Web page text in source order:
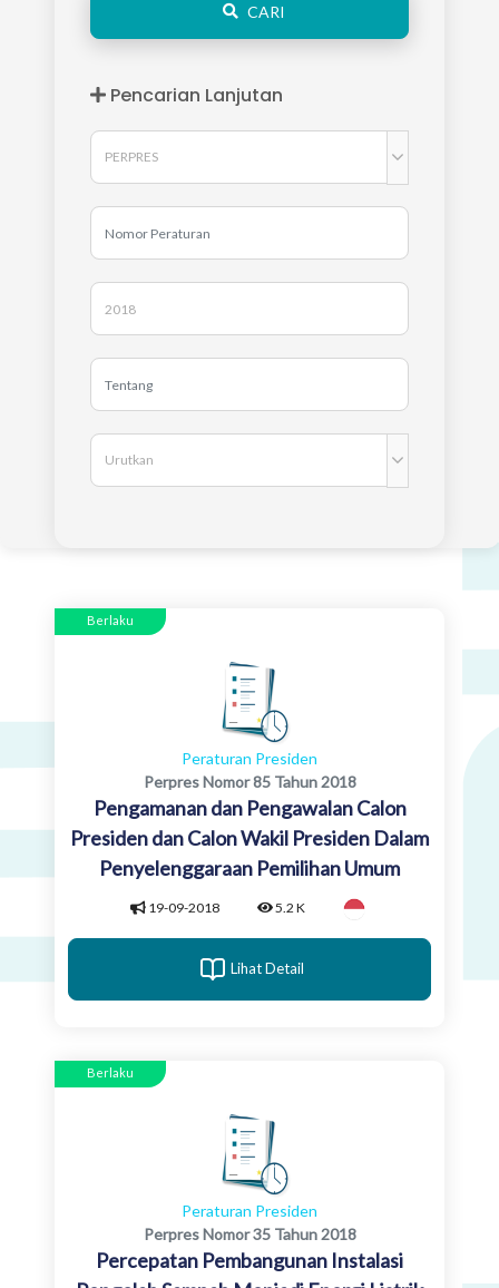
CARI
Pencarian Lanjutan
Berlaku
Peraturan Presiden
Perpres Nomor 85 Tahun 2018
Pengamanan dan Pengawalan Calon
Presiden dan Calon Wakil Presiden Dalam
Penyelenggaraan Pemilihan Umum
19-09-2018 5.2 K
Lihat Detail
Berlaku
Peraturan Presiden
Perpres Nomor 35 Tahun 2018
Percepatan Pembangunan Instalasi